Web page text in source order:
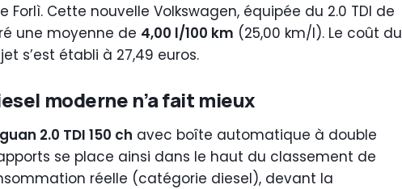
Forlì. Cette nouvelle Volkswagen, équipée du 2.0 TDI de
une moyenne de 4,00 l/100 km (25,00 km/l). Le coût du
s’est établi à 27,49 euros.
moderne n’a fait mieux
2.0 TDI 150 ch avec boîte automatique à double
se place ainsi dans le haut du classement de
réelle (catégorie diesel), devant la